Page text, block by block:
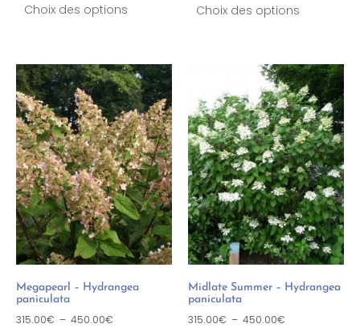
Choix des options Choix des options
Megapearl – Hydrangea
paniculata
315.00€ – 450.00€
Midlate Summer – Hydrangea
paniculata
315.00€ – 450.00€